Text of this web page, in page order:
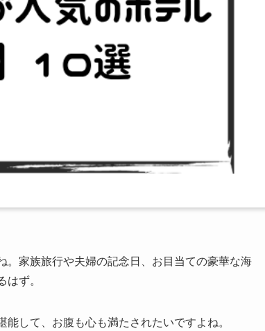
。家族旅行や夫婦の記念日、お目当ての豪華な海
ず。
して、お腹も心も満たされたいですよね。